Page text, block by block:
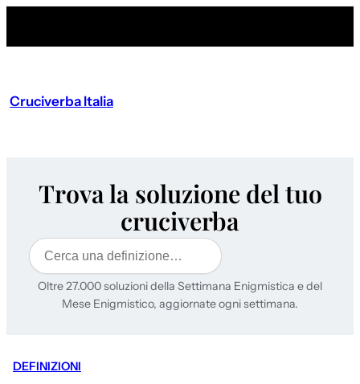
Cruciverba Italia
Trova la soluzione del tuo
cruciverba
Cerca
Oltre 27.000 soluzioni della Settimana Enigmistica e del
Mese Enigmistico, aggiornate ogni settimana.
DEFINIZIONI